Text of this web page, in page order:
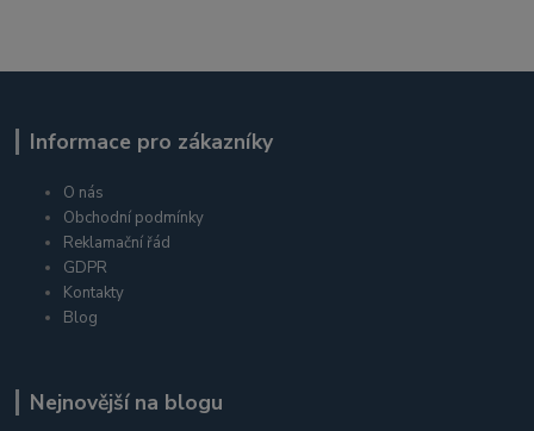
Informace pro zákazníky
O nás
Obchodní podmínky
Reklamační řád
GDPR
Kontakty
Blog
Nejnovější na blogu